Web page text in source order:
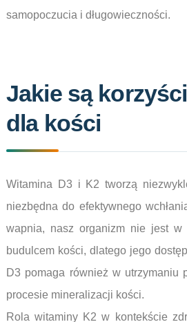
samopoczucia i długowieczności.
Jakie są
dla kości
Witamina D3 i K2 tworzą
niezbędna do efektywnego
wapnia, nasz organizm nie jest w
budulcem kości, dlatego jego
D3 pomaga również w utrzymaniu
procesie mineralizacji kości.
Rola witaminy K2 w kontekście